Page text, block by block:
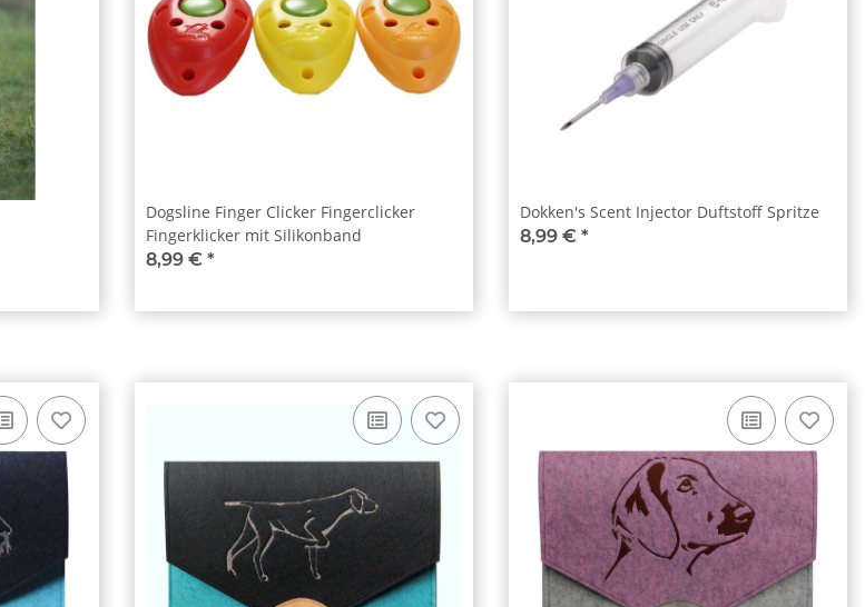
Dogsline Finger Clicker Fingerclicker
Fingerklicker mit Silikonband
8,99 € *
Dokken's Scent Injector Duftstoff Spritze
8,99 € *